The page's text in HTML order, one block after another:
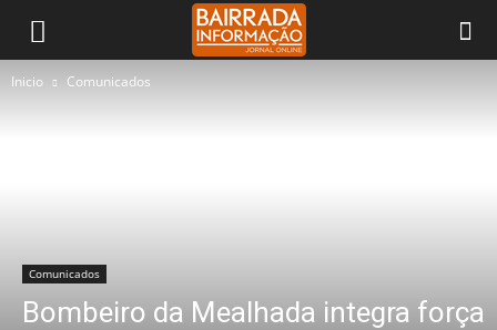
Inicio Comunicados
Comunicados
Bombeiro da Mealhada integra força